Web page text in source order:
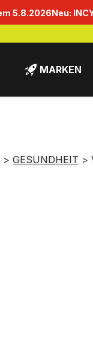
5.8.2026Neu:
MARKEN
GESUNDHEIT